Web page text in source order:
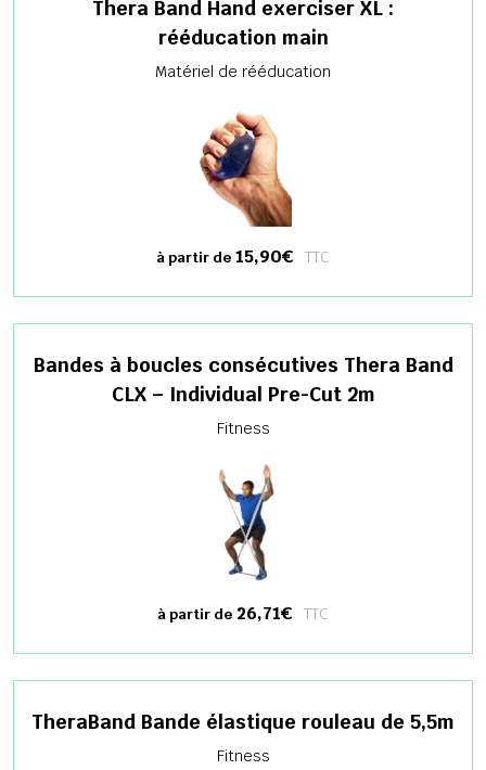
Thera Band Hand exerciser XL :
rééducation main
Matériel de rééducation
à partir de 15,90€ TTC
Bandes à boucles consécutives Thera Band
CLX – Individual Pre-Cut 2m
Fitness
à partir de 26,71€ TTC
TheraBand Bande élastique rouleau de 5,5m
Fitness